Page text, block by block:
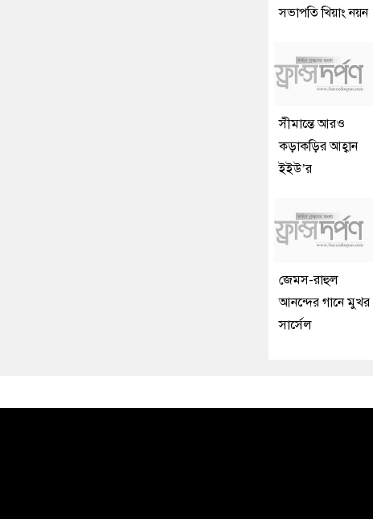
সভাপতি খিয়াং নয়ন
সীমান্তে আরও
কড়াকড়ির আহ্বান
ইইউ’র
জেমস-রাহুল
আনন্দের গানে মুখর
সার্সেল